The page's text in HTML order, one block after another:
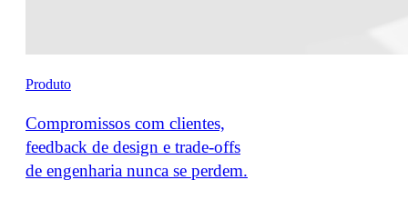
Produto
Compromissos com clientes,
feedback de design e trade-offs
de engenharia nunca se perdem.